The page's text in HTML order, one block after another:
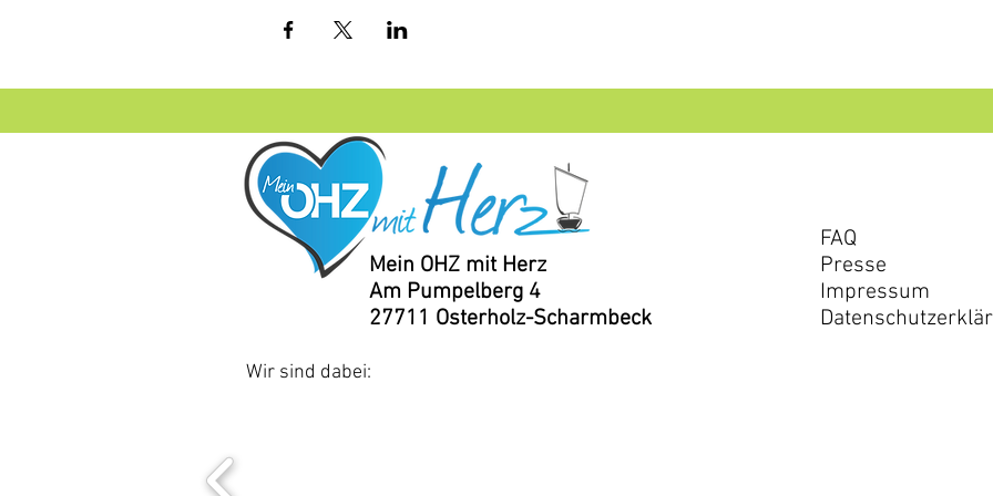
Mein OHZ mit Herz
Am Pumpelberg 4
27711 Osterholz-Scharmbeck
FAQ
Presse
Impressum
Wir sind dabei: